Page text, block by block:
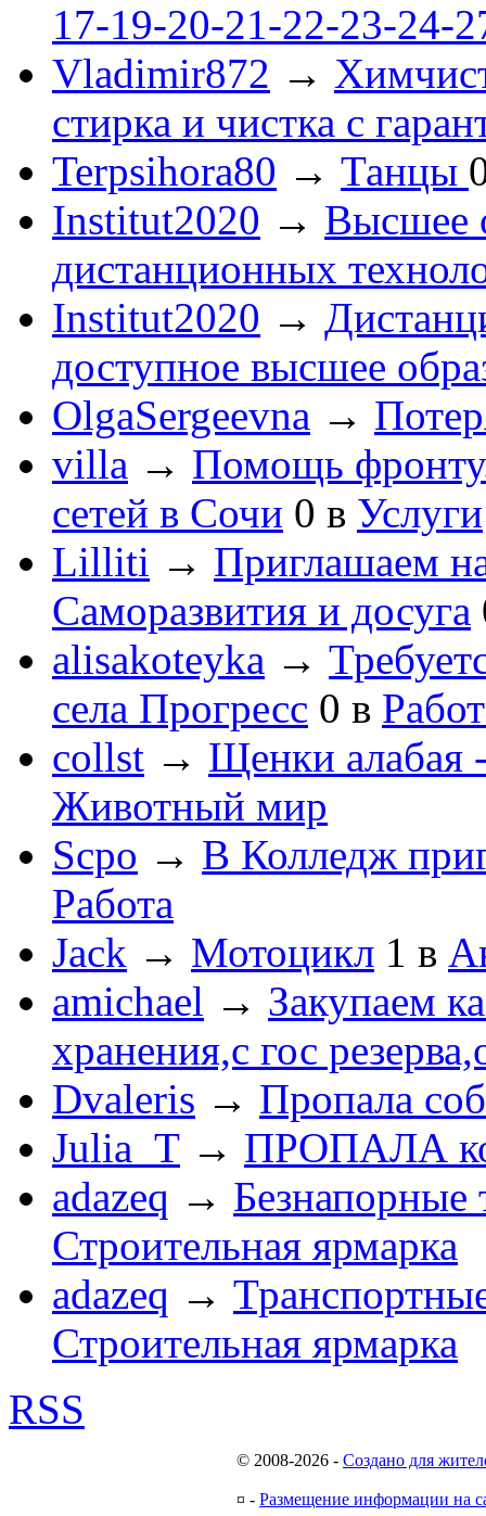
17-19-20-21-22-23-24-
Vladimir872 →
стирка и чистка с
Terpsihora80 → Танцы
Institut2020 → Высшее
дистанционных
Institut2020 →
доступное высшее
OlgaSergeevna →
villa → Помощь
сетей в Сочи 0 в Услуги
Lilliti → Приглашаем
Саморазвития и досуга
alisakoteyka →
села Прогресс 0 в
collst → Щенки алабая
Животный мир
Scpo → В Колледж
Работа
Jack → Мотоцикл 1 в
amichael → Закупаем
хранения,с гос
Dvaleris → Пропала
Julia_T → ПРОПАЛА
adazeq → Безнапорные
Строительная ярмарка
adazeq →
Строительная ярмарка
RSS
© 2008-2026 - Создано для
¤ - Размещение информации на